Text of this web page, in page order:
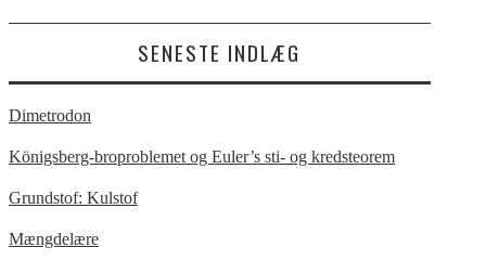
SENESTE INDLÆG
Dimetrodon
Königsberg-broproblemet og Euler’s sti- og kredsteorem
Grundstof: Kulstof
Mængdelære